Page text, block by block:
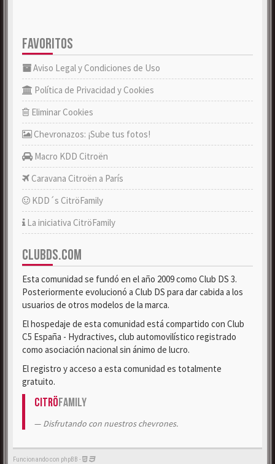
FAVORITOS
Aviso Legal y Condiciones de Uso
Política de Privacidad y Cookies
Eliminar Cookies
Chevronazos: ¡Sube tus fotos!
Macro KDD Citroën
Caravana Citroën a París
KDD´s CitröFamily
La iniciativa CitröFamily
CLUBDS.COM
Esta comunidad se fundó en el año 2009 como Club DS 3.
Posteriormente evolucionó a Club DS para dar cabida a los
usuarios de otros modelos de la marca.
El hospedaje de esta comunidad está compartido con Club
C5 España - Hydractives, club automovilístico registrado
como asociación nacional sin ánimo de lucro.
El registro y acceso a esta comunidad es totalmente
gratuito.
CitröFamily
Disfrutando con nuestros chevrones.
Funcionando con phpBB -